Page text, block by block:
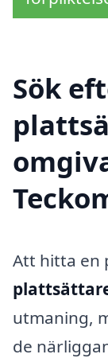
Sök
Att hitta en
utmaning,
de